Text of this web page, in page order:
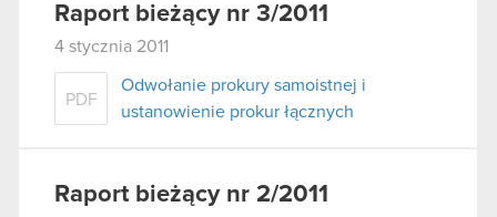
Raport bieżący nr 3/2011
4 stycznia 2011
PDF
Odwołanie prokury samoistnej i
ustanowienie prokur łącznych
Raport bieżący nr 2/2011